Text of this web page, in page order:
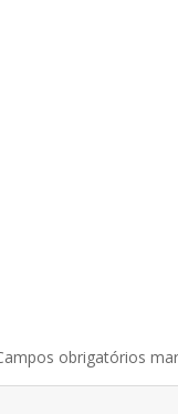
obrigatórios